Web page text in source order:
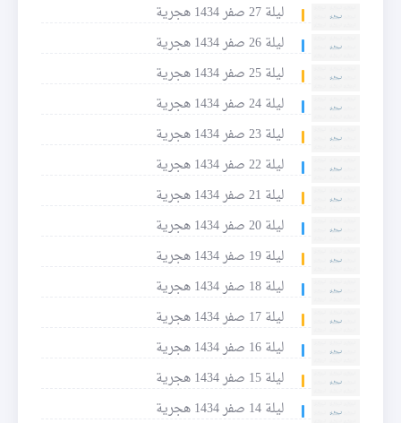
ليلة 27 صفر 1434 هجرية
ليلة 26 صفر 1434 هجرية
ليلة 25 صفر 1434 هجرية
ليلة 24 صفر 1434 هجرية
ليلة 23 صفر 1434 هجرية
ليلة 22 صفر 1434 هجرية
ليلة 21 صفر 1434 هجرية
ليلة 20 صفر 1434 هجرية
ليلة 19 صفر 1434 هجرية
ليلة 18 صفر 1434 هجرية
ليلة 17 صفر 1434 هجرية
ليلة 16 صفر 1434 هجرية
ليلة 15 صفر 1434 هجرية
ليلة 14 صفر 1434 هجرية